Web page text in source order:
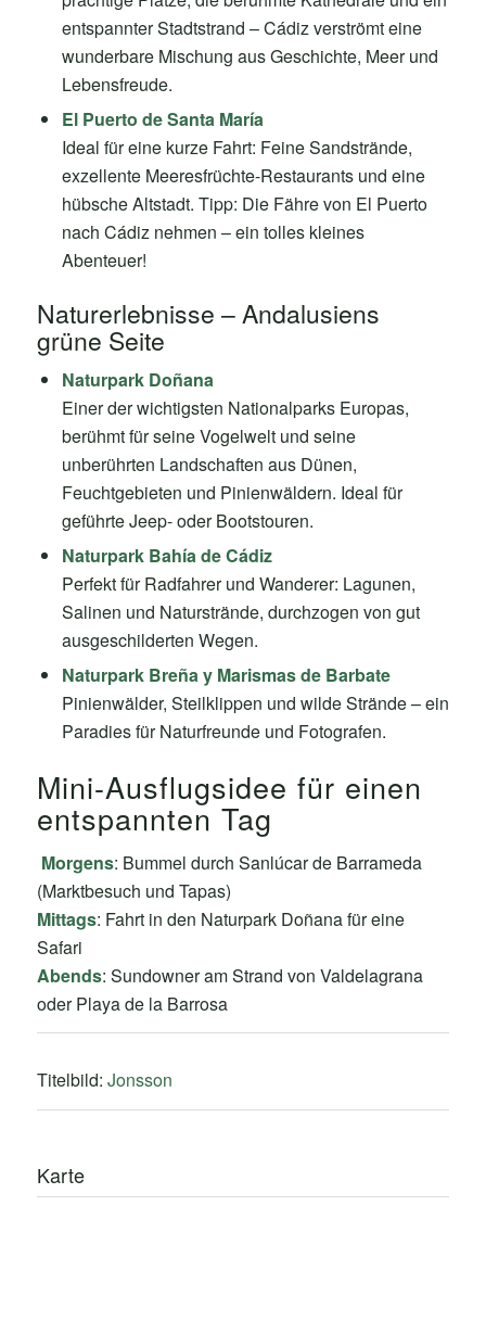
entspannter Stadtstrand – Cádiz verströmt eine
wunderbare Mischung aus Geschichte, Meer und
Lebensfreude.
El Puerto de Santa María
Ideal für eine kurze Fahrt: Feine Sandstrände,
exzellente Meeresfrüchte-Restaurants und eine
hübsche Altstadt. Tipp: Die Fähre von El Puerto
nach Cádiz nehmen – ein tolles kleines
Abenteuer!
Naturerlebnisse – Andalusiens
grüne Seite
Naturpark Doñana
Einer der wichtigsten Nationalparks Europas,
berühmt für seine Vogelwelt und seine
unberührten Landschaften aus Dünen,
Feuchtgebieten und Pinienwäldern. Ideal für
geführte Jeep- oder Bootstouren.
Naturpark Bahía de Cádiz
Perfekt für Radfahrer und Wanderer: Lagunen,
Salinen und Naturstrände, durchzogen von gut
ausgeschilderten Wegen.
Naturpark Breña y Marismas de Barbate
Pinienwälder, Steilklippen und wilde Strände – ein
Paradies für Naturfreunde und Fotografen.
Mini-Ausflugsidee für einen
entspannten Tag
Morgens: Bummel durch Sanlúcar de Barrameda
(Marktbesuch und Tapas)
Mittags: Fahrt in den Naturpark Doñana für eine
Safari
Abends: Sundowner am Strand von Valdelagrana
oder Playa de la Barrosa
Titelbild: Jonsson
Karte